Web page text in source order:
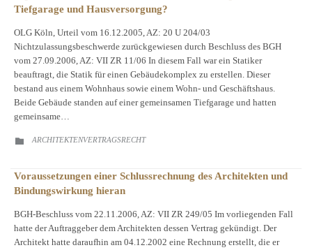
Tiefgarage und Hausversorgung?
OLG Köln, Urteil vom 16.12.2005, AZ: 20 U 204/03
Nichtzulassungsbeschwerde zurückgewiesen durch Beschluss des BGH
vom 27.09.2006, AZ: VII ZR 11/06 In diesem Fall war ein Statiker
beauftragt, die Statik für einen Gebäudekomplex zu erstellen. Dieser
bestand aus einem Wohnhaus sowie einem Wohn- und Geschäftshaus.
Beide Gebäude standen auf einer gemeinsamen Tiefgarage und hatten
gemeinsame…
 CATEGORY
ARCHITEKTENVERTRAGSRECHT
Voraussetzungen einer Schlussrechnung des Architekten und
Bindungswirkung hieran
BGH-Beschluss vom 22.11.2006, AZ: VII ZR 249/05 Im vorliegenden Fall
hatte der Auftraggeber dem Architekten dessen Vertrag gekündigt. Der
Architekt hatte daraufhin am 04.12.2002 eine Rechnung erstellt, die er